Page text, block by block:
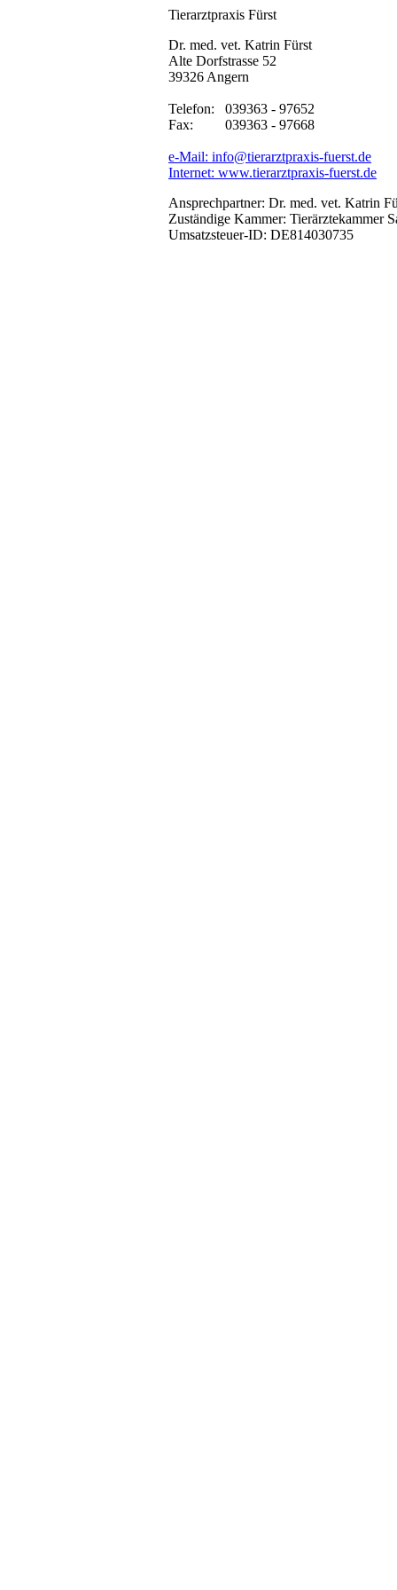
Tierarztpraxis Fürst
Dr. med. vet. Katrin Fürst
Alte Dorfstrasse 52
39326 Angern
Telefon:
039363 - 97652
Fax:
039363 - 97668
e-Mail: info@tierarztpraxis-fuerst.de
Internet: www.tierarztpraxis-fuerst.de
Ansprechpartner: Dr. med. vet. Katrin
Zuständige Kammer: Tierärztekammer
Umsatzsteuer-ID: DE814030735